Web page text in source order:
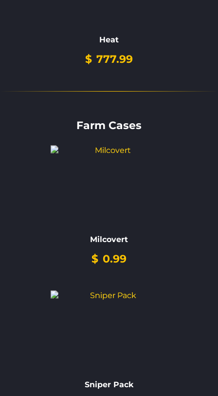
Heat
$ 777.99
Farm Cases
Milcovert
$ 0.99
Sniper Pack